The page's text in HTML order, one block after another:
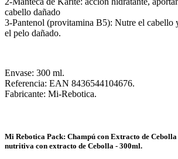
cabello dañado
3-Pantenol (provitamina B5): Nutre el cabello
el pelo dañado.
Envase: 300 ml.
Referencia: EAN 8436544104676.
Fabricante: Mi-Rebotica.
Mi Rebotica Pack: Champú con Extracto de
nutritiva con extracto de Cebolla - 300ml.